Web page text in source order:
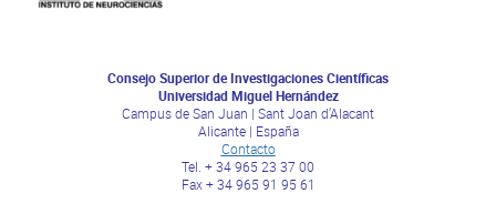
Consejo Superior de Investigaciones Científicas
Universidad Miguel Hernández
Campus de San Juan | Sant Joan d’Alacant
Alicante | España
Contacto
Tel. + 34 965 23 37 00
Fax + 34 965 91 95 61